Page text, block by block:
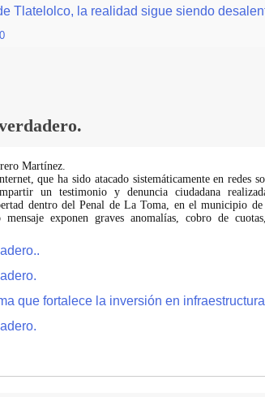
Tlatelolco, la realidad sigue siendo
Martínez.
que ha sido atacado sistemáticamente en redes
un testimonio y denuncia ciudadana
dentro del Penal de La Toma, en el municipio
exponen graves anomalías, cobro de
que fortalece la inversión en